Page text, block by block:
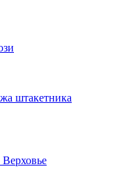
штакетника